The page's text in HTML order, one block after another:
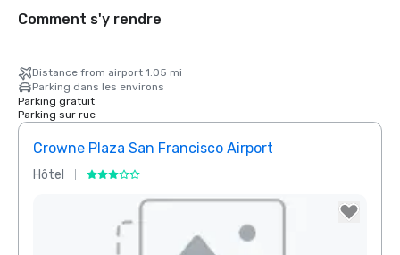
Comment s'y rendre
Distance from airport 1.05 mi
Parking dans les environs
Parking gratuit
Parking sur rue
Crowne Plaza San Francisco Airport
Hôtel